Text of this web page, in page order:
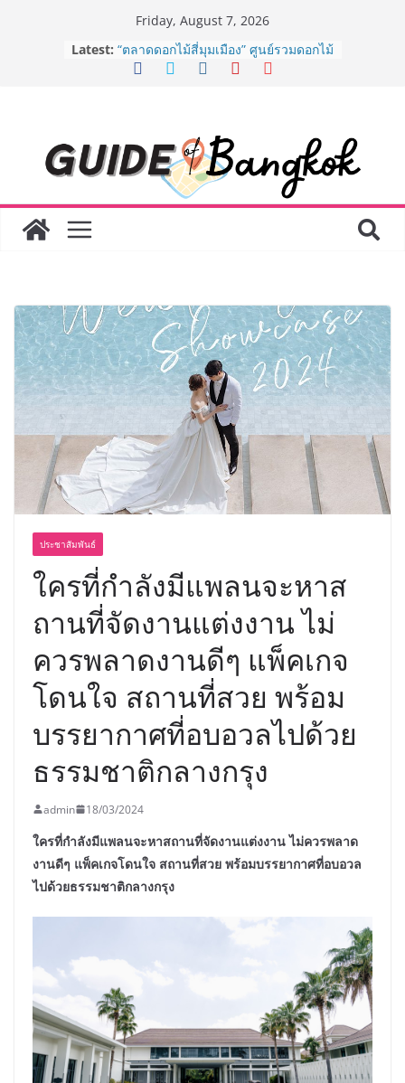
Friday, August 7, 2026
Latest: BEDO เดินหน้าจัดกิจกรรมเจรจาธุรกิจ
“BIO TRADE CONNECT 2026” ยก
สด ดอกไม้ประดิษฐ์ พวงมาลัย และสังฆ
ภัณฑ์ครบวงจร ขอเชิญเลือกซื้อมาลัย
และของขวัญต้อนรับวันแม่ เปิดให้
บริการทุกวันตลอด 24 ชั่วโมง
ครั้งแรกของไทย ส่งอุปกรณ์วิทยาศาสตร์
พร้อมฟรีคอนเสิร์ต “โชค รถแห่” ยกวง
AirAsia X SEE FAH พันธมิตรทางธุรกิจ
ยาวนานกว่า 20 ปี ต่อยอดเสิร์ฟความ
อร่อย ยกเมนูระดับตำนาน “ข้าวหน้าไก่
ราชวงศ์” พุ่งทะยานสู่น่านฟ้า
ประชาสัมพันธ์
ใครที่กำลังมีแพลนจะหาส
ถานที่จัดงานแต่งงาน ไม่
ควรพลาดงานดีๆ แพ็คเกจ
โดนใจ สถานที่สวย พร้อม
บรรยากาศที่อบอวลไปด้วย
ธรรมชาติกลางกรุง
admin 18/03/2024
ใครที่กำลังมีแพลนจะหาสถานที่จัดงานแต่งงาน ไม่ควรพลาด
งานดีๆ แพ็คเกจโดนใจ สถานที่สวย พร้อมบรรยากาศที่อบอวล
ไปด้วยธรรมชาติกลางกรุง